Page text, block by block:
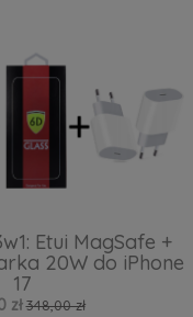
Etui MagSafe +
20W do iPhone
17
zł 348,00 zł